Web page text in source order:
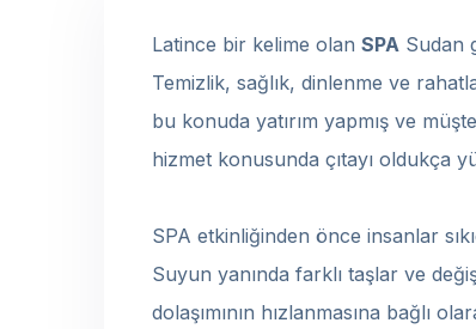
Latince bir kelime olan SPA Sudan
Temizlik, sağlık, dinlenme ve
bu konuda yatırım yapmış ve
hizmet konusunda çıtayı oldukça
SPA etkinliğinden önce insanlar
Suyun yanında farklı taşlar ve
dolaşımının hızlanmasına bağlı